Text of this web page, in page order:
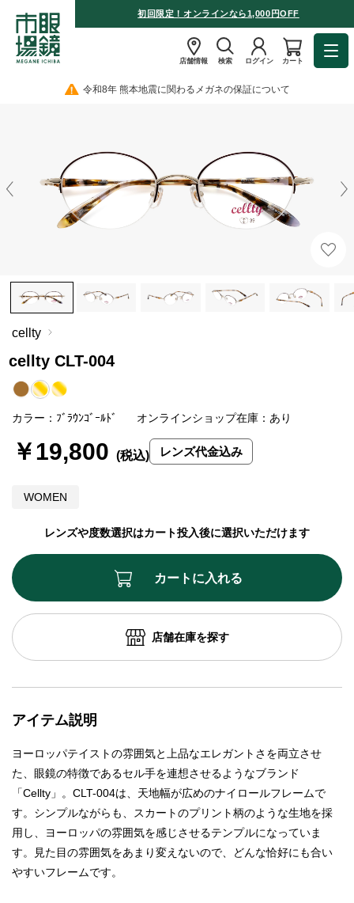
初回限定！オンラインなら1,000円OFF
店舗情報 検索 ログイン カート
令和8年 熊本地震に関わるメガネの保証について
cellty
cellty CLT-004
WOMEN
カラー：ﾌﾞﾗｳﾝｺﾞｰﾙﾄﾞ オンラインショップ在庫：あり
レンズや度数選択はカート投入後に選択いただけます
￥19,800 レンズ代金込み
カートに入れる
店舗在庫を探す
アイテム説明
ヨーロッパテイストの雰囲気と上品なエレガントさを両立させ
た、眼鏡の特徴であるセル手を連想させるようなブランド
「Cellty」。CLT-004は、天地幅が広めのナイロールフレームで
す。シンプルながらも、スカートのプリント柄のような生地を採
用し、ヨーロッパの雰囲気を感じさせるテンプルになっていま
す。見た目の雰囲気をあまり変えないので、どんな恰好にも合い
やすいフレームです。